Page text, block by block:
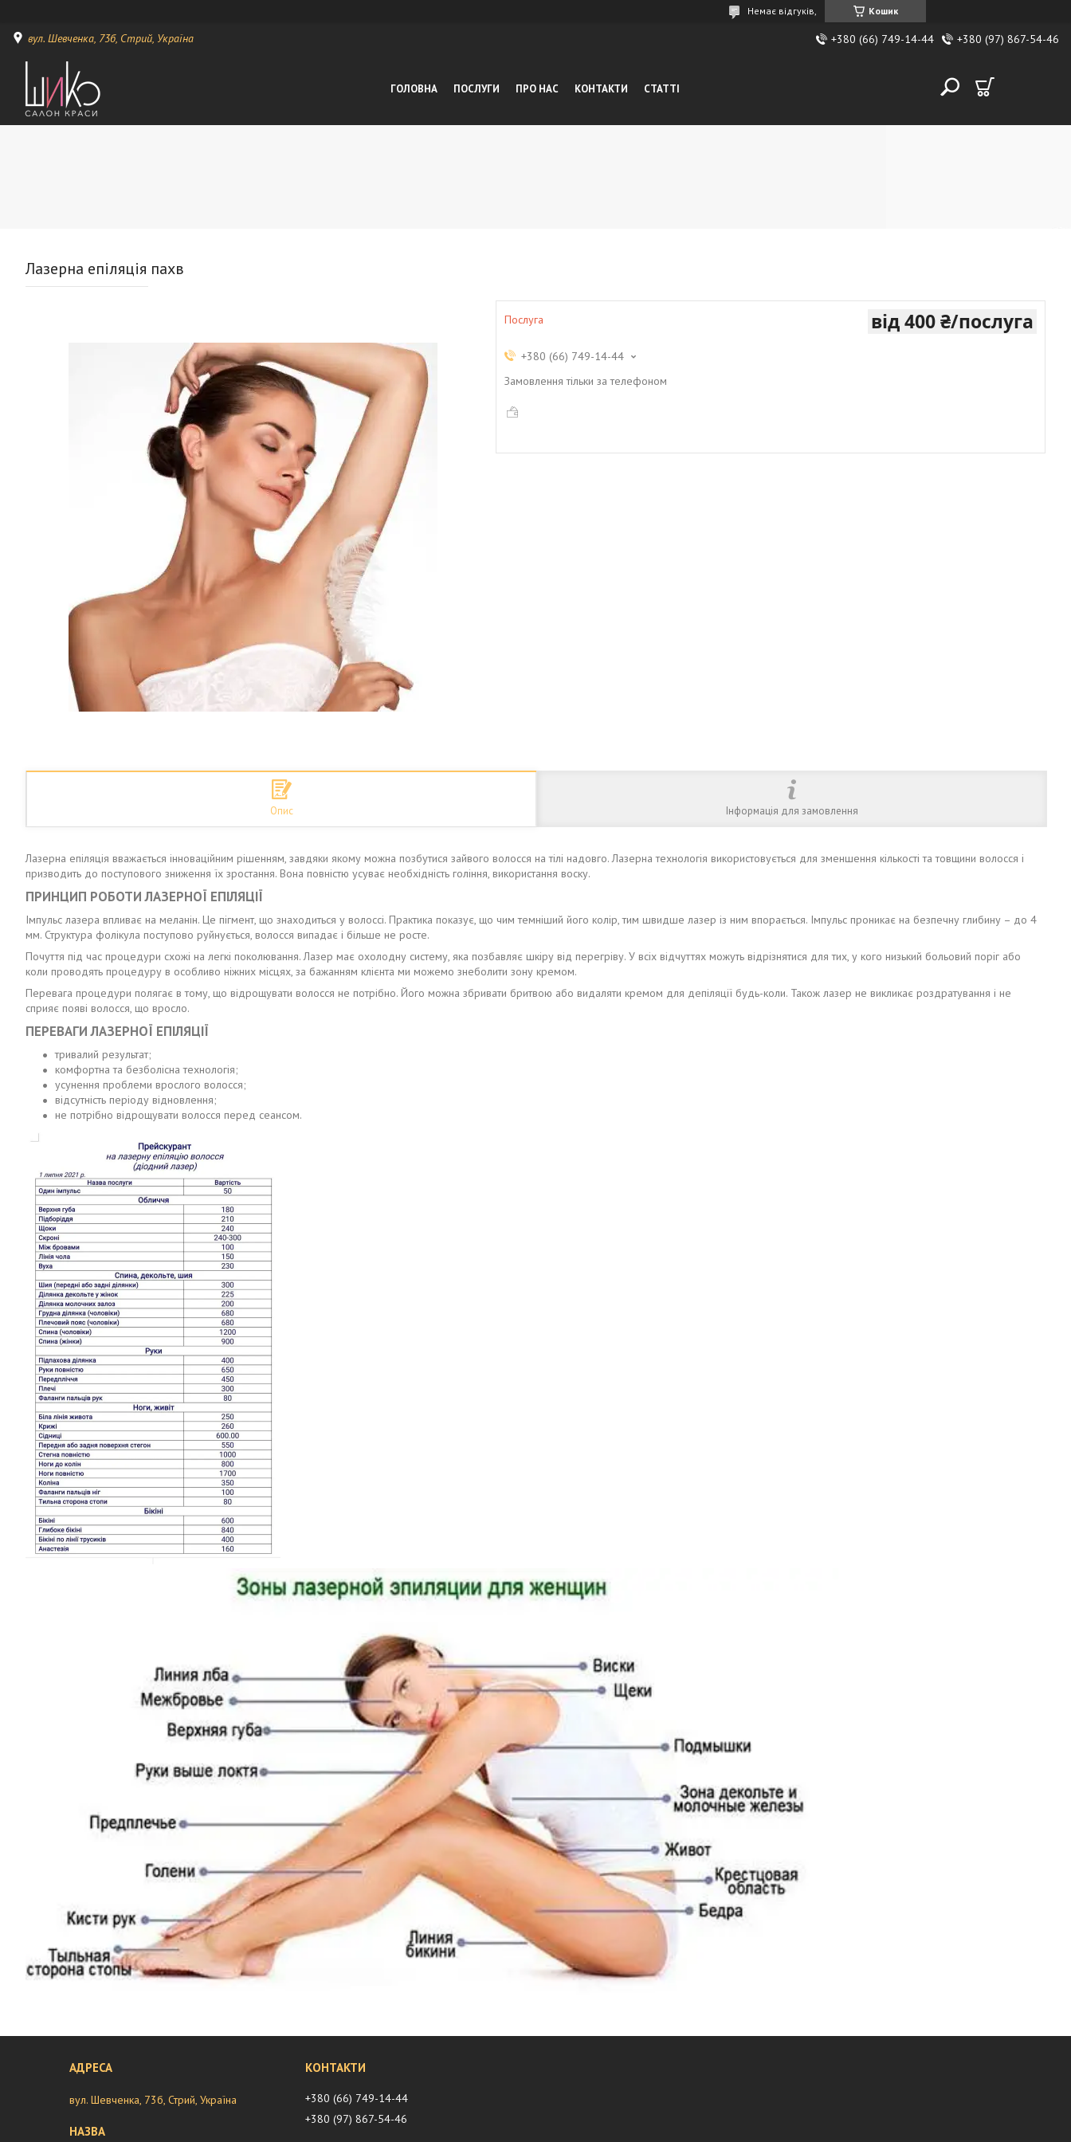
Кошик
Немає відгуків,
вул. Шевченка, 73б, Стрий, Україна +380 (66) 749-14-44 +380 (97) 867-54-46
ГОЛОВНА ПОСЛУГИ ПРО НАС КОНТАКТИ СТАТТІ
Лазерна епіляція пахв
Послуга від400 ₴/послуга
+380 (66) 749-14-44
Замовлення тільки за телефоном
Опис Інформація для замовлення
Лазерна епіляція вважається інноваційним рішенням, завдяки якому можна позбутися зайвого волосся на тілі надовго. Лазерна технологія використовується для зменшення кількості та товщини волосся і
призводить до поступового зниження їх зростання. Вона повністю усуває необхідність гоління, використання воску.
ПРИНЦИП РОБОТИ ЛАЗЕРНОЇ ЕПІЛЯЦІЇ
Імпульс лазера впливає на меланін. Це пігмент, що знаходиться у волоссі. Практика показує, що чим темніший його колір, тим швидше лазер із ним впорається. Імпульс проникає на безпечну глибину – до 4
мм. Структура фолікула поступово руйнується, волосся випадає і більше не росте.
Почуття під час процедури схожі на легкі поколювання. Лазер має охолодну систему, яка позбавляє шкіру від перегріву. У всіх відчуттях можуть відрізнятися для тих, у кого низький больовий поріг або
коли проводять процедуру в особливо ніжних місцях, за бажанням клієнта ми можемо знеболити зону кремом.
Перевага процедури полягає в тому, що відрощувати волосся не потрібно. Його можна збривати бритвою або видаляти кремом для депіляції будь-коли. Також лазер не викликає роздратування і не
сприяє появі волосся, що вросло.
ПЕРЕВАГИ ЛАЗЕРНОЇ ЕПІЛЯЦІЇ
тривалий результат;
комфортна та безболісна технологія;
усунення проблеми врослого волосся;
відсутність періоду відновлення;
не потрібно відрощувати волосся перед сеансом.
вул. Шевченка, 73б, Стрий, Україна
+380 (66) 749-14-44
+380 (97) 867-54-46